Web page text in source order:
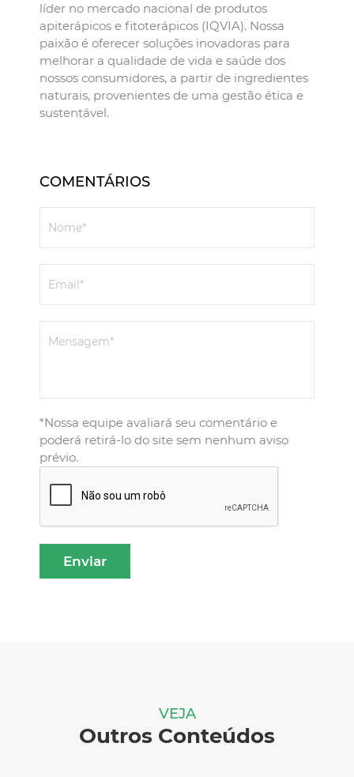
líder no mercado nacional de produtos
apiterápicos e fitoterápicos (IQVIA). Nossa
paixão é oferecer soluções inovadoras para
melhorar a qualidade de vida e saúde dos
nossos consumidores, a partir de ingredientes
naturais, provenientes de uma gestão ética e
sustentável.
COMENTÁRIOS
Nome*
Email*
Mensagem*
*Nossa equipe avaliará seu comentário e
poderá retirá-lo do site sem nenhum aviso
prévio.
VEJA
Outros Conteúdos